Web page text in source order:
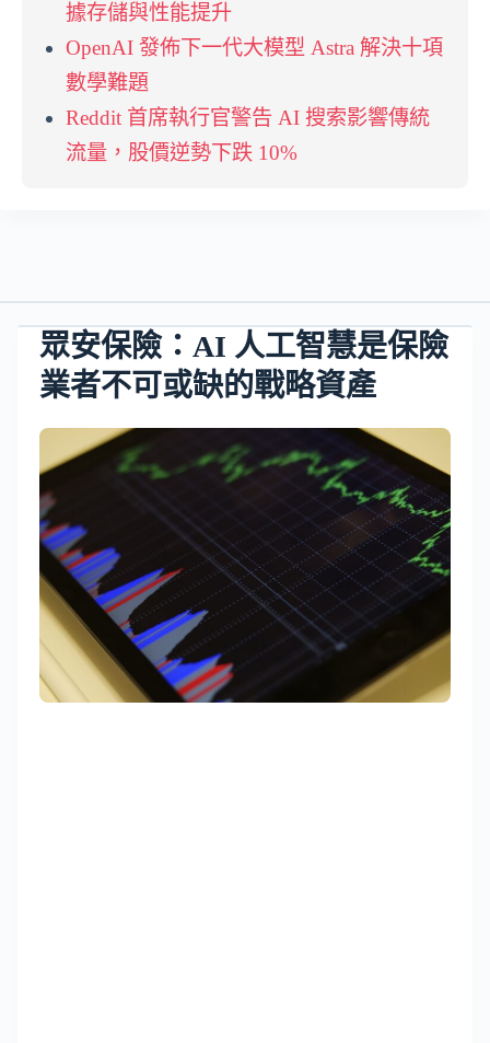
據存儲與性能提升
OpenAI 發佈下一代大模型 Astra 解決十項
數學難題
Reddit 首席執行官警告 AI 搜索影響傳統
流量，股價逆勢下跌 10%
眾安保險：AI 人工智慧是保險
業者不可或缺的戰略資產